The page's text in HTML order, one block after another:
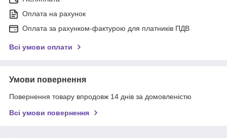
Оплата на рахунок
Оплата за рахунком-фактурою для платників ПДВ
Всі умови оплати
Умови повернення
Повернення товару впродовж 14 днів за домовленістю
Всі умови повернення